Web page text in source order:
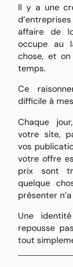
Il y a une
affaire de
occupe au
chose, et
temps.
Ce
difficile à
Chaque
votre site,
vos
votre offre
prix sont
quelque
présenter
Une
repousse
tout